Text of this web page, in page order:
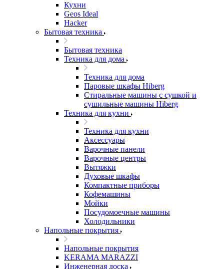
Кухни
Geos Ideal
Hacker
Бытовая техника
Бытовая техника
Техника для дома
Техника для дома
Паровые шкафы Hiberg
Стиральные машины с сушкой и
сушильные машины Hiberg
Техника для кухни
Техника для кухни
Аксессуары
Варочные панели
Варочные центры
Вытяжки
Духовые шкафы
Компактные приборы
Кофемашины
Мойки
Посудомоечные машины
Холодильники
Напольные покрытия
Напольные покрытия
KERAMA MARAZZI
Инженерная доска